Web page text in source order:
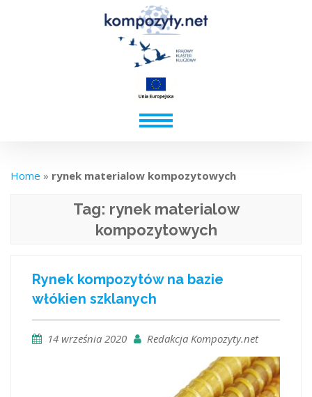
Home » rynek materialow kompozytowych
Tag: rynek materialow
kompozytowych
Rynek kompozytów na bazie
włókien szklanych
14 września 2020 Redakcja Kompozyty.net